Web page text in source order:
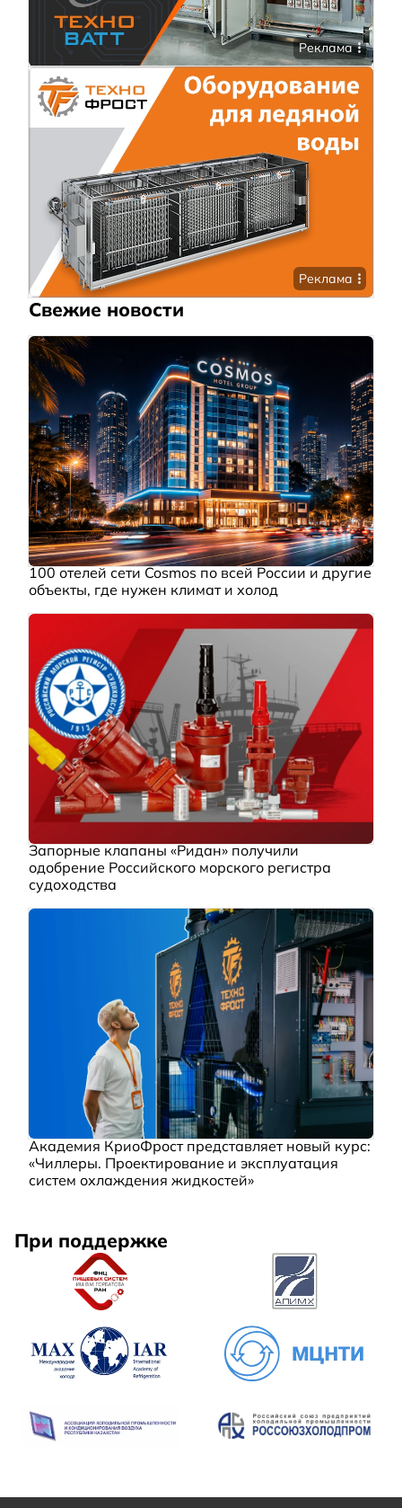
Реклама
Реклама
Свежие новости
100 отелей сети Cosmos по всей России и другие
объекты, где нужен климат и холод
Запорные клапаны «Ридан» получили
одобрение Российского морского регистра
судоходства
Академия КриоФрост представляет новый курс:
«Чиллеры. Проектирование и эксплуатация
систем охлаждения жидкостей»
При поддержке